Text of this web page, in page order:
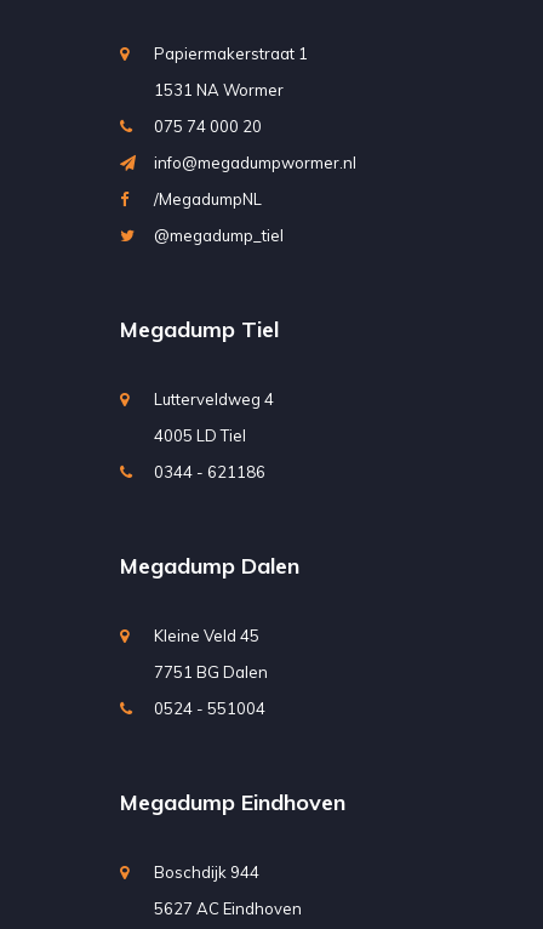
Papiermakerstraat 1
1531 NA Wormer
075 74 000 20
info@megadumpwormer.nl
/MegadumpNL
@megadump_tiel
Megadump Tiel
Lutterveldweg 4
4005 LD Tiel
0344 - 621186
Megadump Dalen
Kleine Veld 45
7751 BG Dalen
0524 - 551004
Megadump Eindhoven
Boschdijk 944
5627 AC Eindhoven